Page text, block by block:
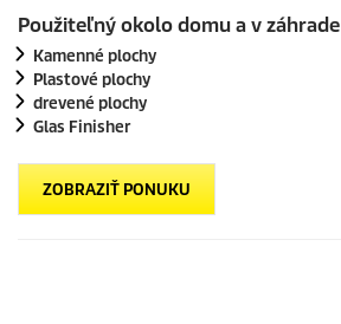
Použiteľný okolo domu a v záhrade
Kamenné plochy
Plastové plochy
drevené plochy
Glas Finisher
ZOBRAZIŤ PONUKU